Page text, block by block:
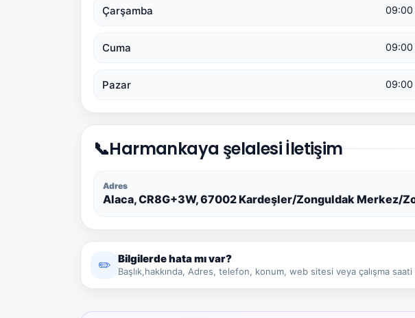
Çarşamba 09:00
Cuma 09:00
Pazar 09:00
📞Harmankaya şelalesi İletişim
Adres
Alaca, CR8G+3W, 67002 Kardeşler/Zonguldak Merkez/
✏️ Bilgilerde hata mı var?
Başlık,hakkında, Adres, telefon, konum, web sitesi veya çalışma